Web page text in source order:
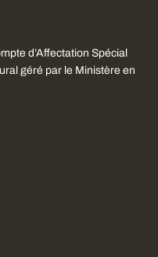
d’Affectation Spécial
géré par le Ministère en